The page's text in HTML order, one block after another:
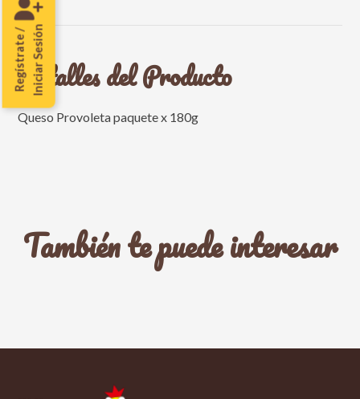
Detalles del Producto
Queso Provoleta paquete x 180g
También te puede interesar
Regístrate /Iniciar Sesión